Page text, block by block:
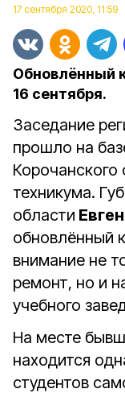
17 сентября 2020, 11:59
Обновлённый
16 сентября.
Заседание
прошло на
Корочанского
техникума.
области
обновлённый
внимание не
ремонт, но и
учебного
На месте
находится
студентов